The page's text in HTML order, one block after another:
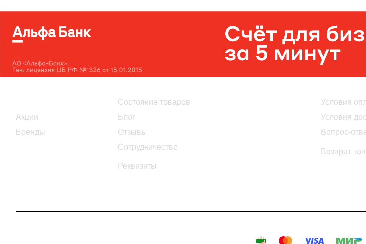
Акции
Бренды
Состояние товаров
Блог
Отзывы
Сотрудничество
Реквизиты
Условия
Условия
Вопрос-
Возврат